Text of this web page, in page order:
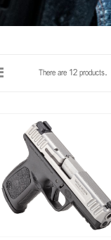
There are 12 products.